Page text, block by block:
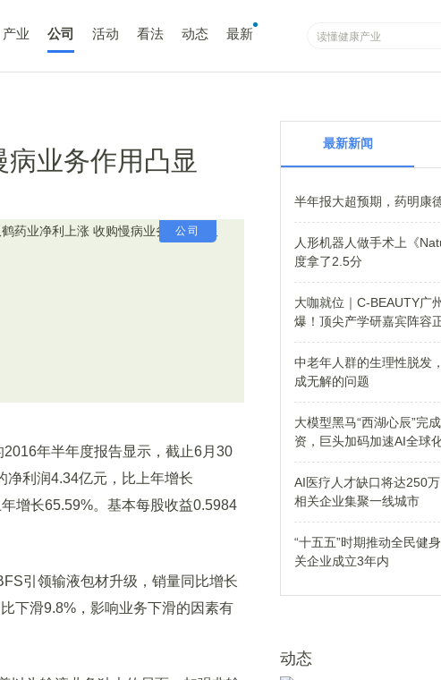
产业 公司 活动 看法 动态 最新
业务作用凸显
公司
年半年度报告显示，截止6月30
净利润4.34亿元，比上年增长
增长65.59%。基本每股收益0.5984
引领输液包材升级，销量同比增长
下滑9.8%，影响业务下滑的因素有
最新新闻
半年报大超预期，药明康
人形机器人做手术上《
度拿了2.5分
大咖就位｜C-BEAUTY广
爆！顶尖产学研嘉宾阵容
中老年人群的生理性脱发
成无解的问题
大模型黑马“西湖心辰”完
资，巨头加码加速AI全球
AI医疗人才缺口将达250
相关企业集聚一线城市
“十五五”时期推动全民健
关企业成立3年内
动态